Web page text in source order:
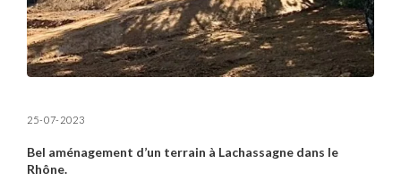
25-07-2023
Bel aménagement d’un terrain à Lachassagne dans le
Rhône.